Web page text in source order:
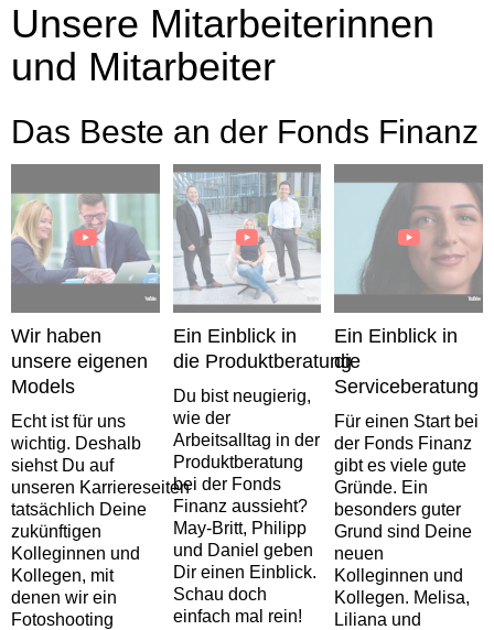
Unsere Mitarbeiterinnen
und Mitarbeiter
Das Beste an der Fonds Finanz
Wir haben
unsere eigenen
Models
Echt ist für uns
wichtig. Deshalb
siehst Du auf
unseren Karriereseiten
tatsächlich Deine
zukünftigen
Kolleginnen und
Kollegen, mit
denen wir ein
Fotoshooting
Ein Einblick in
die Produktberatung
Du bist neugierig,
wie der
Arbeitsalltag in der
Produktberatung
bei der Fonds
Finanz aussieht?
May-Britt, Philipp
und Daniel geben
Dir einen Einblick.
Schau doch
einfach mal rein!
Ein Einblick in
die
Serviceberatung
Für einen Start bei
der Fonds Finanz
gibt es viele gute
Gründe. Ein
besonders guter
Grund sind Deine
neuen
Kolleginnen und
Kollegen. Melisa,
Liliana und